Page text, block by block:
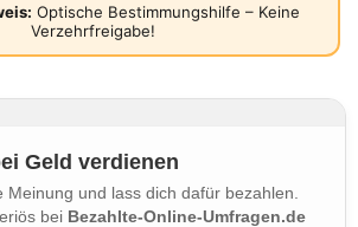
Optische Bestimmungshilfe – Keine
Verzehrfreigabe!
Geld verdienen
Meinung und lass dich dafür bezahlen.
bei Bezahlte-Online-Umfragen.de